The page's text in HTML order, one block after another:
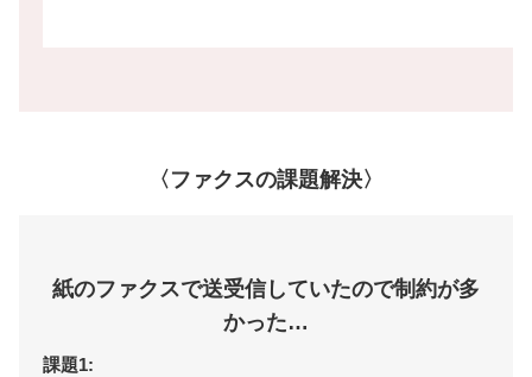
〈ファクスの課題解決〉
紙のファクスで送受信していたので制約が多
かった…
課題1: